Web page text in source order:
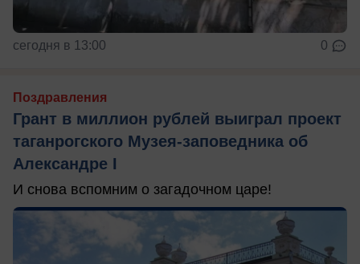
сегодня в 13:00 0
Поздравления
Грант в миллион рублей выиграл проект
таганрогского Музея-заповедника об
Александре I
И снова вспомним о загадочном царе!